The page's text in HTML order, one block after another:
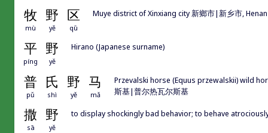
牧 野 区
mù yě qū
Muye district of Xinxiang city 新鄉市|新乡市, Henan
平 野
píng yě
Hirano (Japanese surname)
普 氏 野 马
pǔ shì yě mǎ
Przevalski horse (Equus przewalskii) wild
斯基|普尔热瓦尔斯基
撒 野
sā yě
to display shockingly bad behavior; to behave